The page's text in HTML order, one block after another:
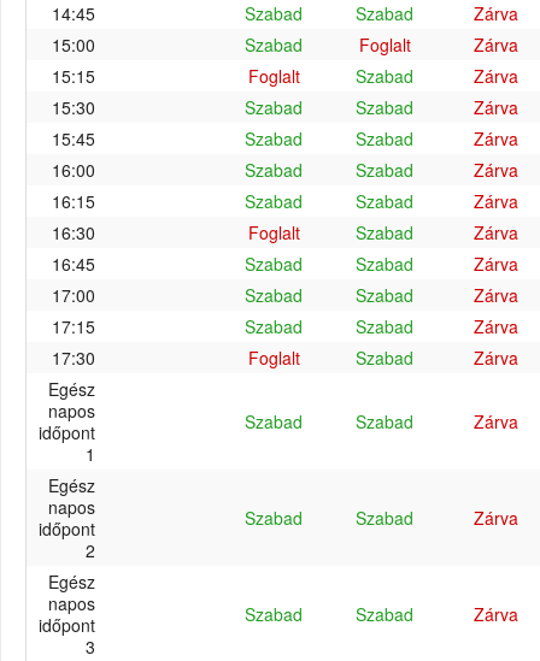
14:45
Szabad Szabad
Zárva
15:00
Szabad Foglalt
Zárva
15:15
Foglalt Szabad
Zárva
15:30
Szabad Szabad
Zárva
15:45
Szabad Szabad
Zárva
16:00
Szabad Szabad
Zárva
16:15
Szabad Szabad
Zárva
16:30
Foglalt Szabad
Zárva
16:45
Szabad Szabad
Zárva
17:00
Szabad Szabad
Zárva
17:15
Szabad Szabad
Zárva
17:30
Foglalt Szabad
Zárva
Egész
napos
időpont
1
Szabad Szabad Zárva
Egész
napos
időpont
2
Szabad Szabad Zárva
Egész
napos
időpont
3
Szabad Szabad Zárva